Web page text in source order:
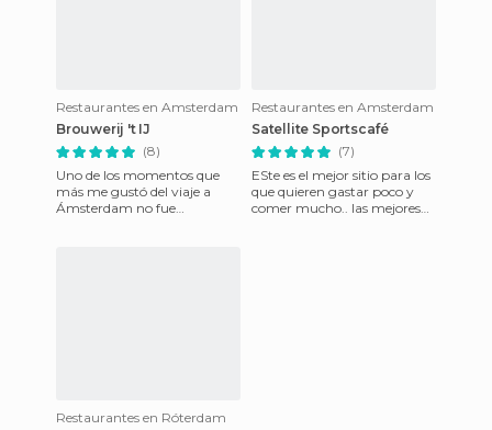
Restaurantes en Amsterdam
Brouwerij 't IJ
(8)
Uno de los momentos que
más me gustó del viaje a
Ámsterdam no fue
Restaurantes en Amsterdam
Satellite Sportscafé
(7)
ESte es el mejor sitio para los
que quieren gastar poco y
comer mucho.. las mejores
Restaurantes en Róterdam